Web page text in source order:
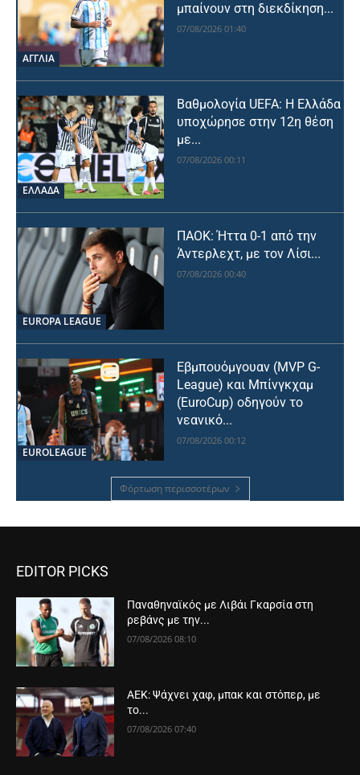
ΑΓΓΛΙΑ
μπαίνουν στη διεκδίκηση...
07/08/2026 01:40
ΕΛΛΑΔΑ
Βαθμολογία UEFA: Η Ελλάδα
υποχώρησε στην 12η θέση
με...
07/08/2026 00:11
EUROPA LEAGUE
ΠΑΟΚ: Ήττα 0-1 από την
Άντερλεχτ, με τον Λίσι...
07/08/2026 00:40
EUROLEAGUE
Εβμπουόμγουαν (MVP G-
League) και Μπίνγκχαμ
(EuroCup) οδηγούν το
νεανικό...
07/08/2026 00:12
Φόρτωση περισσοτέρων
EDITOR PICKS
Παναθηναϊκός με Λιβάι Γκαρσία στη
ρεβάνς με την...
07/08/2026 08:10
ΑΕΚ: Ψάχνει χαφ, μπακ και στόπερ, με
το...
07/08/2026 07:40